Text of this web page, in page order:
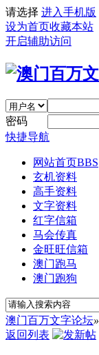
请选择 进入手机版
设为首页收藏本站
开启辅助访问
密码
快捷导航
网站首页BBS
玄机资料
高手资料
文字资料
红字信箱
马会传真
金旺旺信箱
澳门跑马
澳门跑狗
澳门百万文字论坛»
返回列表